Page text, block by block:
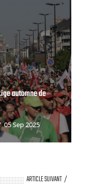
automne de
05 Sep 2025
ARTICLE SUIVANT